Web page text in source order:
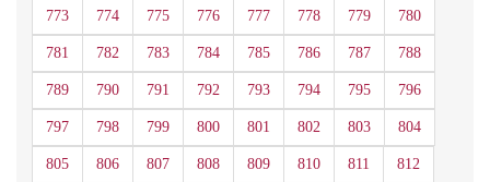
773 774 775 776 777 778 779 780
781 782 783 784 785 786 787 788
789 790 791 792 793 794 795 796
797 798 799 800 801 802 803 804
805 806 807 808 809 810 811 812